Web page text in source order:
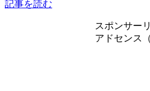
記事を読む
スポンサー
アドセンス